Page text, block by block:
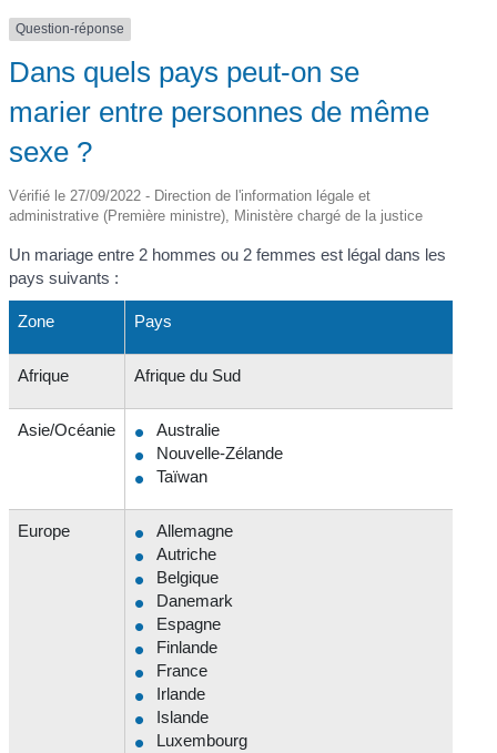
Question-réponse
Dans quels pays peut-on se
marier entre personnes de même
sexe ?
Vérifié le 27/09/2022 - Direction de l'information légale et
administrative (Première ministre), Ministère chargé de la justice
Un mariage entre 2 hommes ou 2 femmes est légal dans les
pays suivants :
Zone Pays
Afrique Afrique du Sud
Asie/Océanie
Australie
Nouvelle-Zélande
Taïwan
Europe
Allemagne
Autriche
Belgique
Danemark
Espagne
Finlande
France
Irlande
Islande
Luxembourg